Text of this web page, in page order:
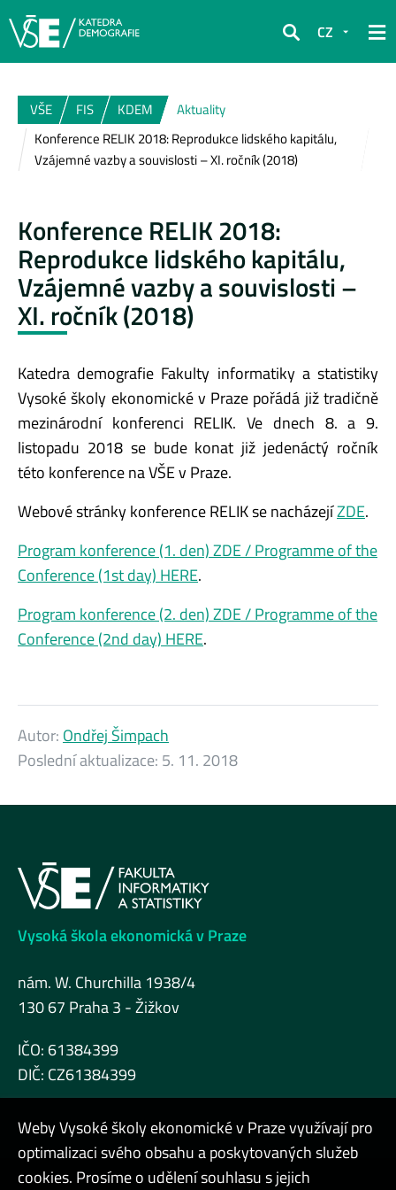
Hledat
CZ
VŠE FIS KDEM
Aktuality
Konference RELIK 2018: Reprodukce lidského kapitálu,
Vzájemné vazby a souvislosti – XI. ročník (2018)
Konference RELIK 2018:
Reprodukce lidského kapitálu,
Vzájemné vazby a souvislosti –
XI. ročník (2018)
Katedra demografie Fakulty informatiky a statistiky
Vysoké školy ekonomické v Praze pořádá již tradičně
mezinárodní konferenci RELIK. Ve dnech 8. a 9.
listopadu 2018 se bude konat již jedenáctý ročník
této konference na VŠE v Praze.
Webové stránky konference RELIK se nacházejíZDE.
Program konference (1. den) ZDE / Programme of the
Conference (1st day) HERE.
Program konference (2. den) ZDE / Programme of the
Conference (2nd day) HERE.
Autor: Ondřej Šimpach
Poslední aktualizace: 5. 11. 2018
Vysoká škola ekonomická v Praze
nám. W. Churchilla 1938/4
130 67 Praha 3 - Žižkov
IČO: 61384399
DIČ: CZ61384399
Weby Vysoké školy ekonomické v Praze využívají pro
optimalizaci svého obsahu a poskytovaných služeb
cookies. Prosíme o udělení souhlasu s jejich